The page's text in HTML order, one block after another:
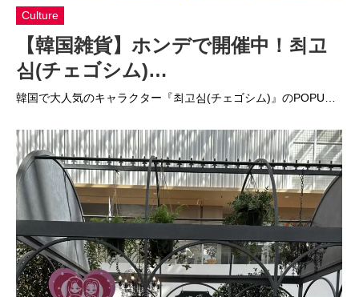
Culture
【韓国雑貨】ホンデで開催中！최고
심(チェゴシム)…
韓国で大人気のキャラクター『최고심(チェゴシム)』のPOPU…